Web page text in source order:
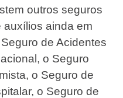
outros seguros
ainda em
de Acidentes
o Seguro
o Seguro de
o Seguro de